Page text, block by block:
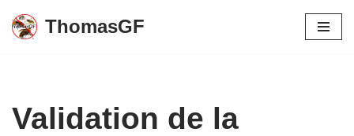
Aller
ThomasGF
Validation de la